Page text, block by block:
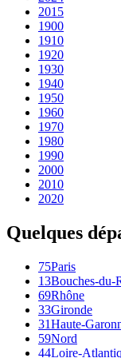
2015
1900
1910
1920
1930
1940
1950
1960
1970
1980
1990
2000
2010
2020
Quelques
75Paris
13Bouches-du-
69Rhône
33Gironde
31Haute-
59Nord
44Loire-